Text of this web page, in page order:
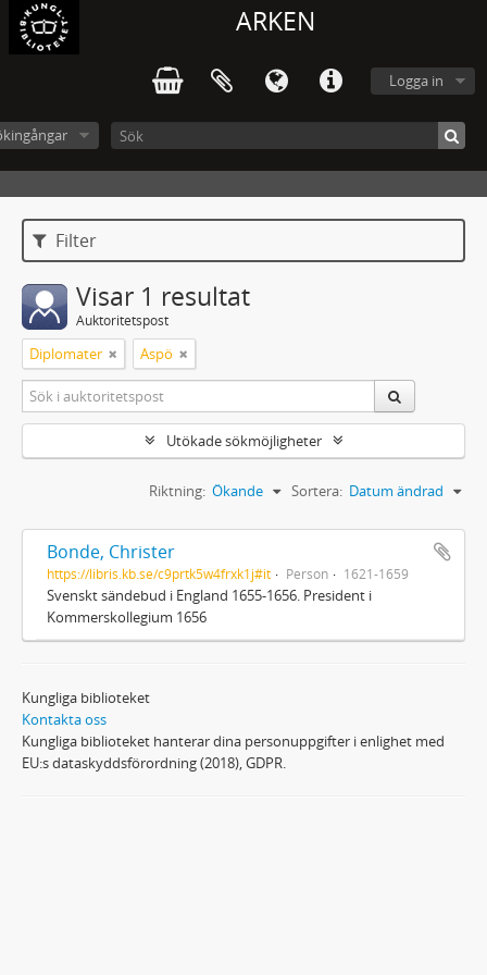
ARKEN
Logga in
Filter
Visar 1 resultat
Auktoritetspost
Diplomater Aspö
Utökade sökmöjligheter
Sortera: Datum ändrad
Riktning: Ökande
Bonde, Christer
https://libris.kb.se/c9prtk5w4frxk1j#it Person 1621-1659
Svenskt sändebud i England 1655-1656. President i
Kommerskollegium 1656
Kungliga biblioteket
Kontakta oss
Kungliga biblioteket hanterar dina personuppgifter i enlighet med
EU:s dataskyddsförordning (2018), GDPR.